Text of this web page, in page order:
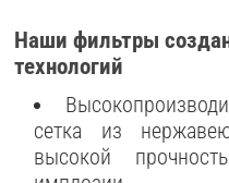
Наши фильтры
технологий
сетка из
высокой